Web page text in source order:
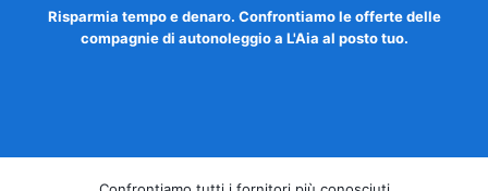
Risparmia tempo e denaro. Confrontiamo le offerte delle
compagnie di autonoleggio a L'Aia al posto tuo.